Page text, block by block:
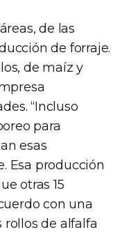
de las
de forraje.
de maíz y
“Incluso
para
esas
Esa producción
otras 15
con una
rollos de alfalfa